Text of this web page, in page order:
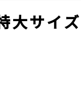
大サイ